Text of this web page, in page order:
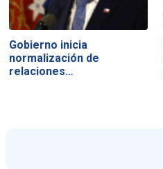
Gobierno inicia
normalización de
relaciones…